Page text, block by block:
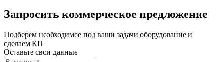
Запросить коммерческое предложение
Подберем необходимое под ваши задачи оборудование и
сделаем КП
Оставьте свои данные